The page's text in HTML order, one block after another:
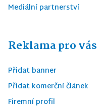
Mediální partnerství
Reklama pro vás
Přidat banner
Přidat komerční článek
Firemní profil